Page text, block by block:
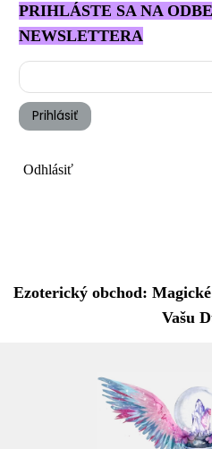
PRIHLÁSTE SA NA
NEWSLETTERA
Prihlásiť
Odhlásiť
Ezoterický obchod:
Vašu